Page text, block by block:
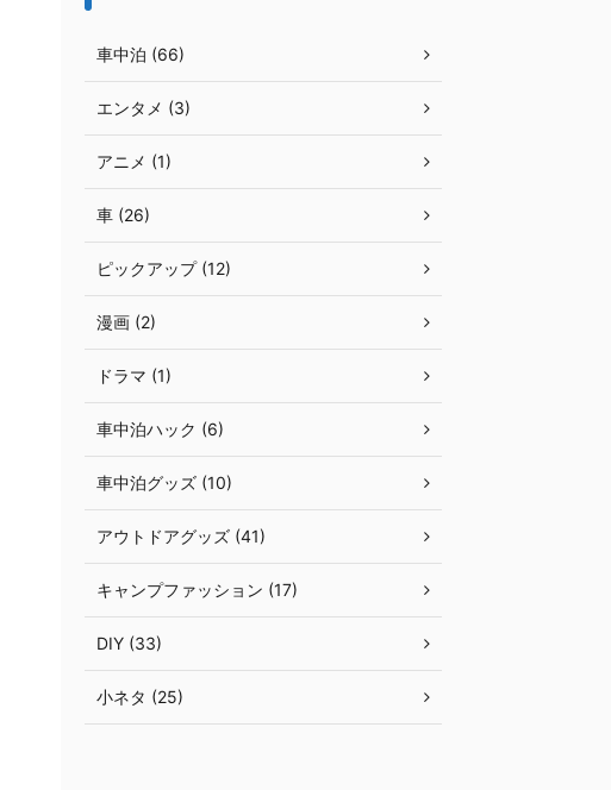
車中泊 (66)
エンタメ (3)
アニメ (1)
車 (26)
ピックアップ (12)
漫画 (2)
ドラマ (1)
車中泊ハック (6)
車中泊グッズ (10)
アウトドアグッズ (41)
キャンプファッション (17)
DIY (33)
小ネタ (25)